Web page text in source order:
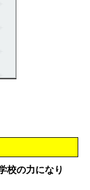
校の力になり